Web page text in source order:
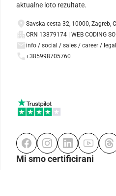
aktualne loto rezultate.
Savska cesta 32, 10000, Zagreb,
CRN 13879174 | WEB CODING
info / social / sales / career /
+385998705760
Mi smo certificirani